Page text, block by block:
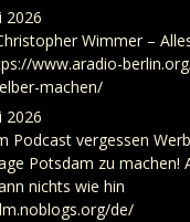
2026
Wimmer –
www.aradio-
machen/
2026
Podcast vergessen
Potsdam zu machen!
nichts wie hin
de/